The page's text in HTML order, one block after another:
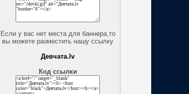
Если у вас нет места для баннера,то
вы можете разместить нашу ссылку
Девчата.lv
Код ссылки